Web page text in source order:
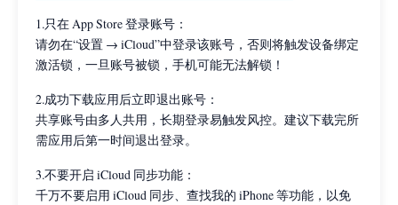
1.只在 App Store 登录账号：
请勿在“设置 → iCloud”中登录该账号，否则将触发设备绑定
激活锁，一旦账号被锁，手机可能无法解锁！
2.成功下载应用后立即退出账号：
共享账号由多人共用，长期登录易触发风控。建议下载完所
需应用后第一时间退出登录。
3.不要开启 iCloud 同步功能：
千万不要启用 iCloud 同步、查找我的 iPhone 等功能，以免